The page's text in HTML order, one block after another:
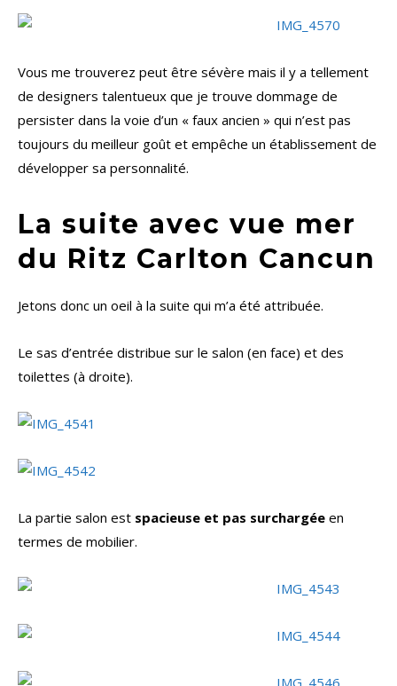
Vous me trouverez peut être sévère mais il y a tellement
de designers talentueux que je trouve dommage de
persister dans la voie d’un « faux ancien » qui n’est pas
toujours du meilleur goût et empêche un établissement de
développer sa personnalité.
La suite avec vue mer
du Ritz Carlton Cancun
Jetons donc un oeil à la suite qui m’a été attribuée.
Le sas d’entrée distribue sur le salon (en face) et des
toilettes (à droite).
La partie salon est spacieuse et pas surchargée en
termes de mobilier.